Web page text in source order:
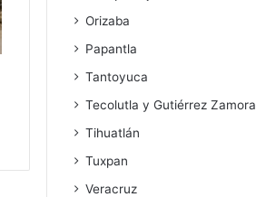
Orizaba
Papantla
Tantoyuca
Tecolutla y Gutiérrez Zamora
Tihuatlán
Tuxpan
Veracruz